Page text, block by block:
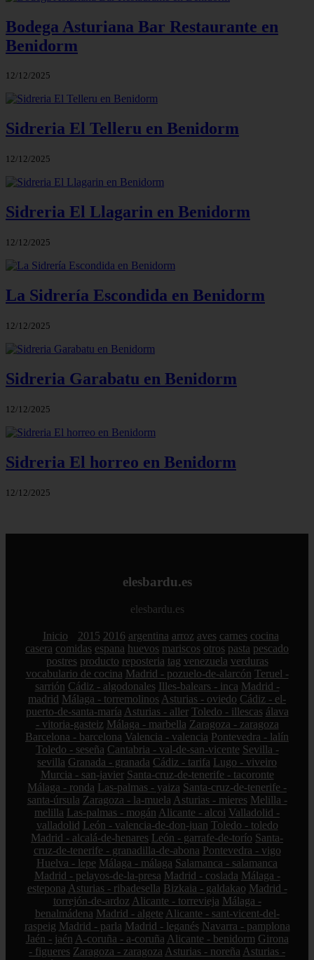
Bodega Asturiana Bar Restaurante en
Benidorm
12/12/2025
Sidreria El Telleru en Benidorm
12/12/2025
Sidreria El Llagarin en Benidorm
12/12/2025
La Sidrería Escondida en Benidorm
12/12/2025
Sidreria Garabatu en Benidorm
12/12/2025
Sidreria El horreo en Benidorm
12/12/2025
elesbardu.es
elesbardu.es
Inicio 2015 2016 argentina arroz aves carnes cocina
casera comidas espana huevos mariscos otros pasta pescado
postres producto reposteria tag venezuela verduras
vocabulario de cocina Madrid - pozuelo-de-alarcón Teruel -
sarrión Cádiz - algodonales Illes-balears - inca Madrid -
madrid Málaga - torremolinos Asturias - oviedo Cádiz - el-
puerto-de-santa-maría Asturias - aller Toledo - illescas álava
- vitoria-gasteiz Málaga - marbella Zaragoza - zaragoza
Barcelona - barcelona Valencia - valencia Pontevedra - lalín
Toledo - seseña Cantabria - val-de-san-vicente Sevilla -
sevilla Granada - granada Cádiz - tarifa Lugo - viveiro
Murcia - san-javier Santa-cruz-de-tenerife - tacoronte
Málaga - ronda Las-palmas - yaiza Santa-cruz-de-tenerife -
santa-úrsula Zaragoza - la-muela Asturias - mieres Melilla -
melilla Las-palmas - mogán Alicante - alcoi Valladolid -
valladolid León - valencia-de-don-juan Toledo - toledo
Madrid - alcalá-de-henares León - garrafe-de-torío Santa-
cruz-de-tenerife - granadilla-de-abona Pontevedra - vigo
Huelva - lepe Málaga - málaga Salamanca - salamanca
Madrid - pelayos-de-la-presa Madrid - coslada Málaga -
estepona Asturias - ribadesella Bizkaia - galdakao Madrid -
torrejón-de-ardoz Alicante - torrevieja Málaga -
benalmádena Madrid - algete Alicante - sant-vicent-del-
raspeig Madrid - parla Madrid - leganés Navarra - pamplona
Jaén - jaén A-coruña - a-coruña Alicante - benidorm Girona
- figueres Zaragoza - zaragoza Asturias - noreña Asturias -